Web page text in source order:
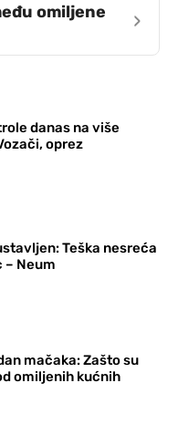
omiljene
›
danas na više
oprez
Teška nesreća
– Neum
mačaka: Zašto su
omiljenih kućnih